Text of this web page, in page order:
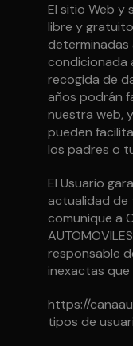
El sitio Web y
libre y
determinadas
condicionada
recogida de
años podrán
nuestra web,
pueden
los padres o
El Usuario
actualidad de
comunique a
responsable
inexactas que
https://
tipos de